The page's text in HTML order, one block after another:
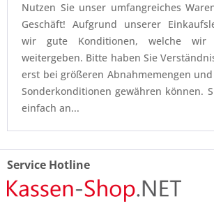
Nutzen Sie unser umfangreiches
Geschäft! Aufgrund unserer
wir gute Konditionen, welche
weitergeben. Bitte haben Sie
erst bei größeren Abnahmemengen
Sonderkonditionen gewähren können.
einfach an...
Service Hotline